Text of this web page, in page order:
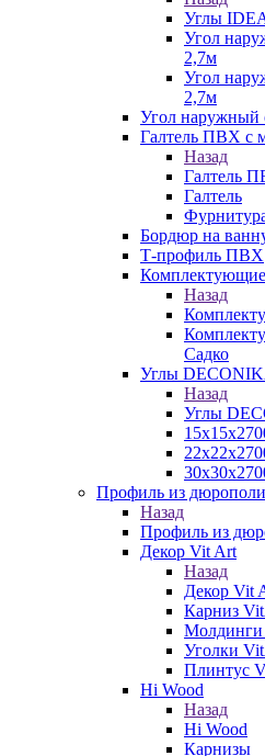
Углы
Угол
2,7м
Угол
2,7м
Угол наружный
Галтель ПВХ с
Назад
Галтель
Галтель
Бордюр на
Т-профиль ПВХ
Назад
Садко
Углы
Назад
Углы
Профиль из
Назад
Профиль из
Декор Vit Art
Назад
Декор Vit
Карниз
Уголки
Плинтус
Hi Wood
Назад
Hi Wood
Карнизы